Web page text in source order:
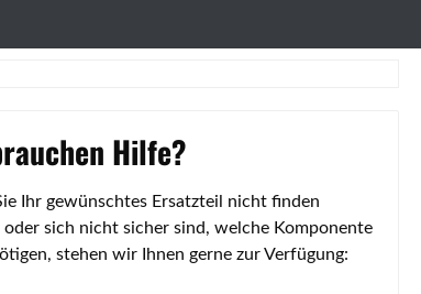
Hilfe?
Ihr gewünschtes Ersatzteil nicht finden
oder sich nicht sicher sind, welche Komponente
stehen wir Ihnen gerne zur Verfügung: